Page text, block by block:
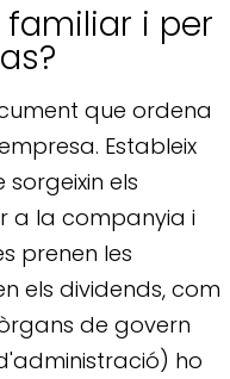
familiar i per
que ordena
Estableix
els
a la companyia i
prenen les
els dividends, com
de govern
ho